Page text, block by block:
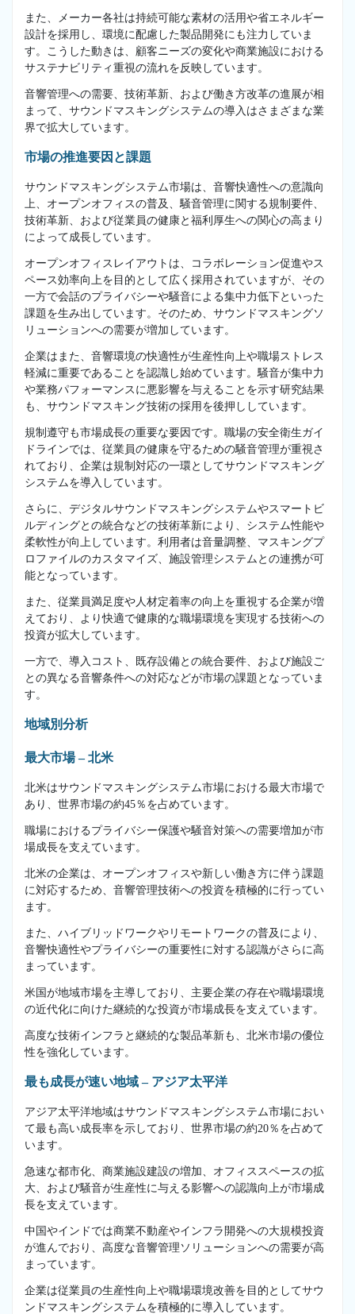
また、メーカー各社は持続可能な素材の活用や省エネルギー
設計を採用し、環境に配慮した製品開発にも注力していま
す。こうした動きは、顧客ニーズの変化や商業施設における
サステナビリティ重視の流れを反映しています。
音響管理への需要、技術革新、および働き方改革の進展が相
まって、サウンドマスキングシステムの導入はさまざまな業
界で拡大しています。
市場の推進要因と課題
サウンドマスキングシステム市場は、音響快適性への意識向
上、オープンオフィスの普及、騒音管理に関する規制要件、
技術革新、および従業員の健康と福利厚生への関心の高まり
によって成長しています。
オープンオフィスレイアウトは、コラボレーション促進やス
ペース効率向上を目的として広く採用されていますが、その
一方で会話のプライバシーや騒音による集中力低下といった
課題を生み出しています。そのため、サウンドマスキングソ
リューションへの需要が増加しています。
企業はまた、音響環境の快適性が生産性向上や職場ストレス
軽減に重要であることを認識し始めています。騒音が集中力
や業務パフォーマンスに悪影響を与えることを示す研究結果
も、サウンドマスキング技術の採用を後押ししています。
規制遵守も市場成長の重要な要因です。職場の安全衛生ガイ
ドラインでは、従業員の健康を守るための騒音管理が重視さ
れており、企業は規制対応の一環としてサウンドマスキング
システムを導入しています。
さらに、デジタルサウンドマスキングシステムやスマートビ
ルディングとの統合などの技術革新により、システム性能や
柔軟性が向上しています。利用者は音量調整、マスキングプ
ロファイルのカスタマイズ、施設管理システムとの連携が可
能となっています。
また、従業員満足度や人材定着率の向上を重視する企業が増
えており、より快適で健康的な職場環境を実現する技術への
投資が拡大しています。
一方で、導入コスト、既存設備との統合要件、および施設ご
との異なる音響条件への対応などが市場の課題となっていま
す。
地域別分析
最大市場 – 北米
北米はサウンドマスキングシステム市場における最大市場で
あり、世界市場の約45％を占めています。
職場におけるプライバシー保護や騒音対策への需要増加が市
場成長を支えています。
北米の企業は、オープンオフィスや新しい働き方に伴う課題
に対応するため、音響管理技術への投資を積極的に行ってい
ます。
また、ハイブリッドワークやリモートワークの普及により、
音響快適性やプライバシーの重要性に対する認識がさらに高
まっています。
米国が地域市場を主導しており、主要企業の存在や職場環境
の近代化に向けた継続的な投資が市場成長を支えています。
高度な技術インフラと継続的な製品革新も、北米市場の優位
性を強化しています。
最も成長が速い地域 – アジア太平洋
アジア太平洋地域はサウンドマスキングシステム市場におい
て最も高い成長率を示しており、世界市場の約20％を占めて
います。
急速な都市化、商業施設建設の増加、オフィススペースの拡
大、および騒音が生産性に与える影響への認識向上が市場成
長を支えています。
中国やインドでは商業不動産やインフラ開発への大規模投資
が進んでおり、高度な音響管理ソリューションへの需要が高
まっています。
企業は従業員の生産性向上や職場環境改善を目的としてサウ
ンドマスキングシステムを積極的に導入しています。